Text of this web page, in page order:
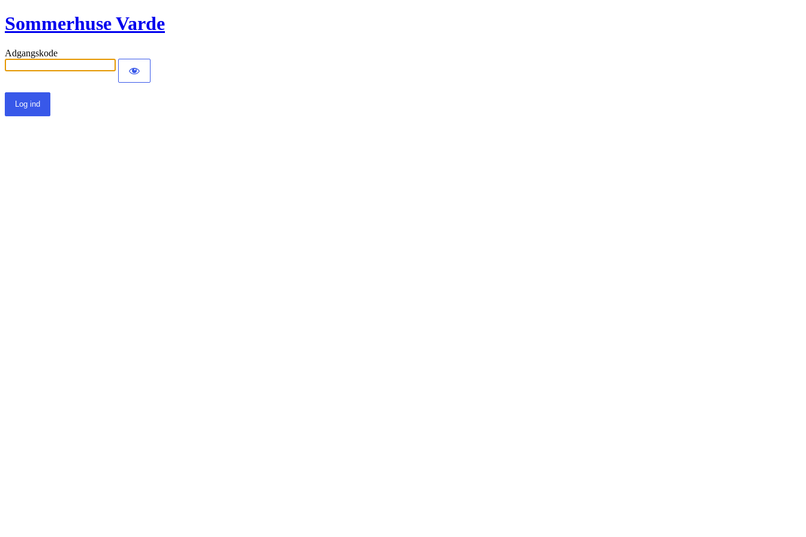
Sommerhuse Varde
Adgangskode